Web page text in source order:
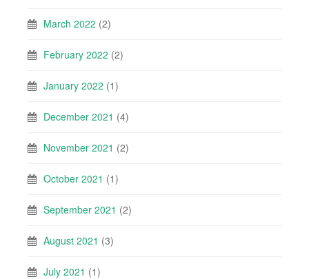
March 2022 (2)
February 2022 (2)
January 2022 (1)
December 2021 (4)
November 2021 (2)
October 2021 (1)
September 2021 (2)
August 2021 (3)
July 2021 (1)